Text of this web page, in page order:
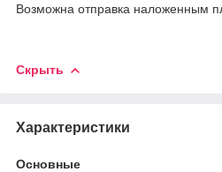
Возможна отправка наложенным
Скрыть
Характеристики
Основные